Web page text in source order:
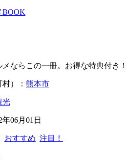
BOOK
メならこの一冊。お得な特典付き！
）： 熊本市
光
年06月01日
おすすめ 注目！